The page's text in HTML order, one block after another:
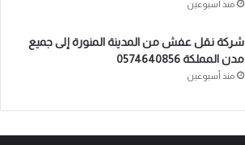
منذ أسبوعين
شركة نقل عفش من المدينة المنورة إلى جميع
مدن المملكة 0574640856
منذ أسبوعين